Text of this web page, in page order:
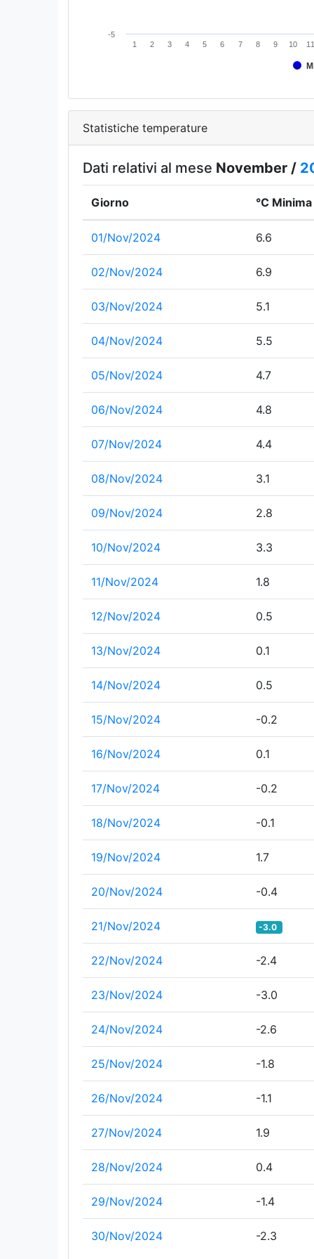
1 2 3 4 5 6 7 8 9 10 11
-5
Statistiche temperature
Dati relativi al mese November /
Giorno °C Minima
01/Nov/2024 6.6
02/Nov/2024 6.9
03/Nov/2024 5.1
04/Nov/2024 5.5
05/Nov/2024 4.7
06/Nov/2024 4.8
07/Nov/2024 4.4
08/Nov/2024 3.1
09/Nov/2024 2.8
10/Nov/2024 3.3
11/Nov/2024 1.8
12/Nov/2024 0.5
13/Nov/2024 0.1
14/Nov/2024 0.5
15/Nov/2024 -0.2
16/Nov/2024 0.1
17/Nov/2024 -0.2
18/Nov/2024 -0.1
19/Nov/2024 1.7
20/Nov/2024 -0.4
21/Nov/2024 -3.0
22/Nov/2024 -2.4
23/Nov/2024 -3.0
24/Nov/2024 -2.6
25/Nov/2024 -1.8
26/Nov/2024 -1.1
27/Nov/2024 1.9
28/Nov/2024 0.4
29/Nov/2024 -1.4
30/Nov/2024 -2.3